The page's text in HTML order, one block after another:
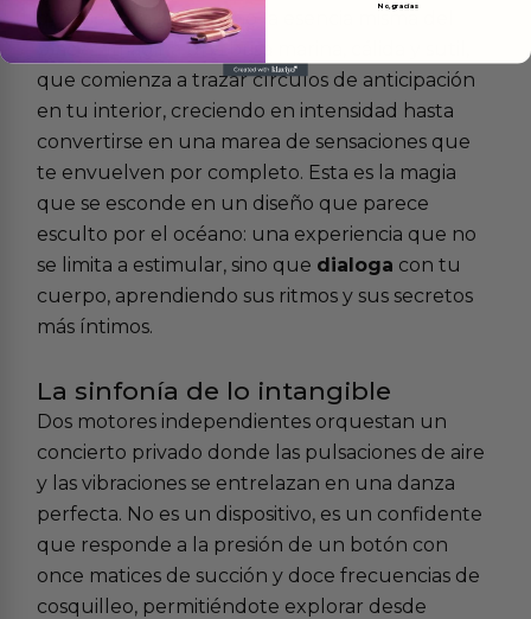
que no toca la piel, sino la esencia misma del
placer. Imagina una brisa marina, cálida y sutil,
que comienza a trazar círculos de anticipación
en tu interior, creciendo en intensidad hasta
convertirse en una marea de sensaciones que
te envuelven por completo. Esta es la magia
que se esconde en un diseño que parece
esculto por el océano: una experiencia que no
se limita a estimular, sino que dialoga con tu
cuerpo, aprendiendo sus ritmos y sus secretos
más íntimos.
La sinfonía de lo intangible
Dos motores independientes orquestan un
concierto privado donde las pulsaciones de aire
y las vibraciones se entrelazan en una danza
perfecta. No es un dispositivo, es un confidente
que responde a la presión de un botón con
once matices de succión y doce frecuencias de
cosquilleo, permitiéndote explorar desde
No, gracias